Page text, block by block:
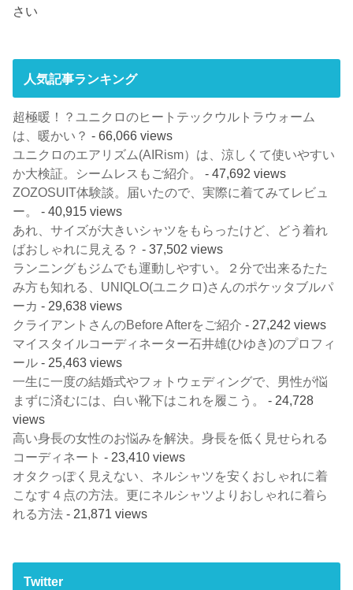
さい
人気記事ランキング
超極暖！？ユニクロのヒートテックウルトラウォーム
は、暖かい？ - 66,066 views
ユニクロのエアリズム(AIRism）は、涼しくて使いやすい
か大検証。シームレスもご紹介。
- 47,692 views
ZOZOSUIT体験談。届いたので、実際に着てみてレビュ
ー。
- 40,915 views
あれ、サイズが大きいシャツをもらったけど、どう着れ
ばおしゃれに見える？ - 37,502 views
ランニングもジムでも運動しやすい。２分で出来るたた
み方も知れる、UNIQLO(ユニクロ)さんのポケッタブルパ
ーカ - 29,638 views
クライアントさんのBefore Afterをご紹介 - 27,242 views
マイスタイルコーディネーター石井雄(ひゆき)のプロフィ
ール - 25,463 views
一生に一度の結婚式やフォトウェディングで、男性が悩
まずに済むには、白い靴下はこれを履こう。
- 24,728
views
高い身長の女性のお悩みを解決。身長を低く見せられる
コーディネート - 23,410 views
オタクっぽく見えない、ネルシャツを安くおしゃれに着
こなす４点の方法。更にネルシャツよりおしゃれに着ら
れる方法 - 21,871 views
Twitter